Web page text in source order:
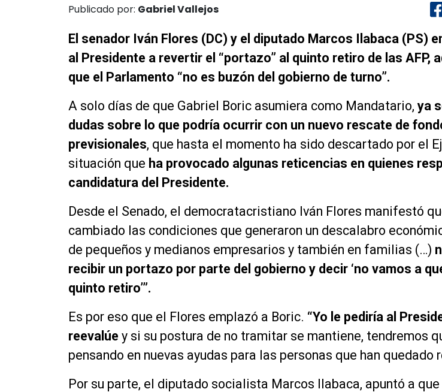
Publicado por: Gabriel Vallejos
El senador Iván Flores (DC) y el diputado Marcos Ilabaca (PS)
al Presidente a revertir el “portazo” al quinto retiro de las AFP,
que el Parlamento “no es buzón del gobierno de turno”.
A solo días de que Gabriel Boric asumiera como Mandatario, ya
dudas sobre lo que podría ocurrir con un nuevo rescate de
previsionales, que hasta el momento ha sido descartado por el
situación que ha provocado algunas reticencias en quienes
candidatura del Presidente.
Desde el Senado, el democratacristiano Iván Flores manifestó
cambiado las condiciones que generaron un descalabro
de pequeños y medianos empresarios y también en familias (…)
recibir un portazo por parte del gobierno y decir ‘no vamos a
quinto retiro’”.
Es por eso que el Flores emplazó a Boric. “Yo le pediría al
reevalúe y si su postura de no tramitar se mantiene, tendremos
pensando en nuevas ayudas para las personas que han quedado
Por su parte, el diputado socialista Marcos Ilabaca, apuntó a que